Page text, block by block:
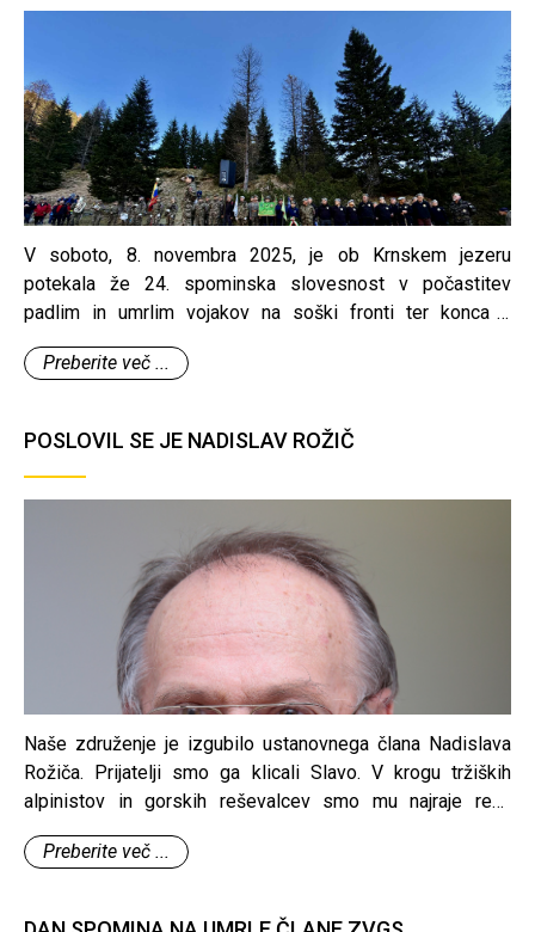
V soboto, 8. novembra 2025, je ob Krnskem jezeru
potekala že 24. spominska slovesnost v počastitev
padlim in umrlim vojakov na soški fronti ter konca I.
svetovne vojne. Kot vsako leto smo se tudi letos zgodaj
zjutraj člani Združenja vojaških gornikov Slovenije z
veteranskega združenja "k. u. k. Infanterieregiment
'Erzherzog Rainer' št. 59" iz Salzburga in prijatelji Alpini iz
združenja Marostika Italija povzpeli iz doline Lepena do
prostora pri samem Krnskem jezeru, kjer je bila
tradicionalna slovesnost.
Preberite več ...
POSLOVIL SE JE NADISLAV ROŽIČ
Naše združenje je izgubilo ustanovnega člana Nadislava
Rožiča. Prijatelji smo ga klicali Slavo. V krogu tržiških
alpinistov in gorskih reševalcev smo mu najraje rekli
Pendl.
Preberite več ...